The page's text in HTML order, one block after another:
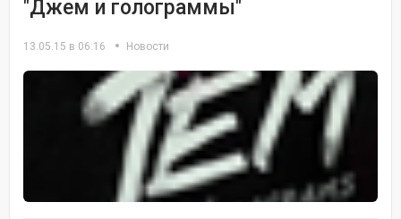
"Джем и голограммы"
13.05.15 в 06:16 Новости